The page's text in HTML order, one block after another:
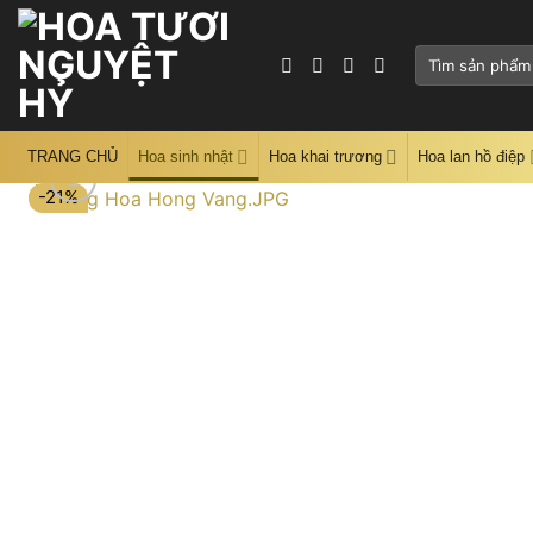
Skip
content
Tìm
TRANG CHỦ Hoa sinh nhật Hoa khai trương Hoa lan hồ điệp
-21%